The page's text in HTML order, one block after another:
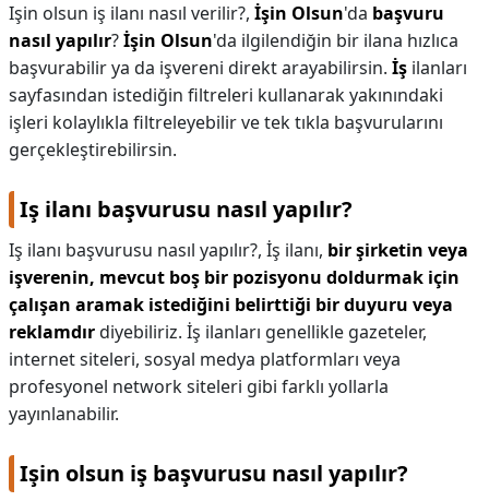
Işin olsun iş ilanı nasıl verilir?, İşin Olsun'da başvuru
nasıl yapılır?İşin Olsun'da ilgilendiğin bir ilana hızlıca
başvurabilir ya da işvereni direkt arayabilirsin. İş ilanları
sayfasından istediğin filtreleri kullanarak yakınındaki
işleri kolaylıkla filtreleyebilir ve tek tıkla başvurularını
gerçekleştirebilirsin.
Iş ilanı başvurusu nasıl yapılır?
Iş ilanı başvurusu nasıl yapılır?, İş ilanı, bir şirketin veya
işverenin, mevcut boş bir pozisyonu doldurmak için
çalışan aramak istediğini belirttiği bir duyuru veya
reklamdırdiyebiliriz. İş ilanları genellikle gazeteler,
internet siteleri, sosyal medya platformları veya
profesyonel network siteleri gibi farklı yollarla
yayınlanabilir.
Işin olsun iş başvurusu nasıl yapılır?